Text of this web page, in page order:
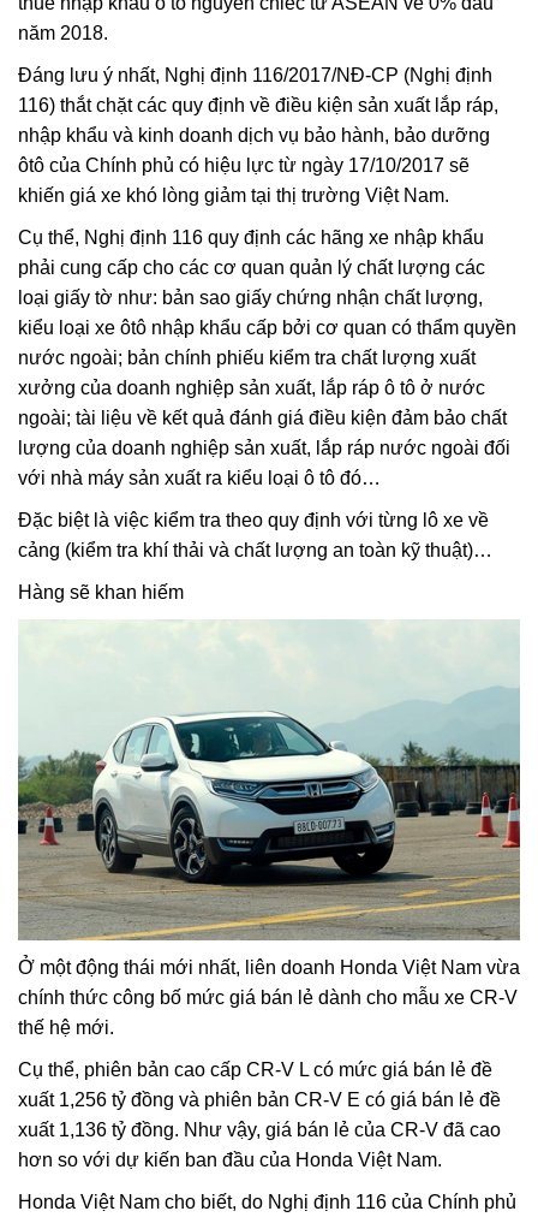
năm 2018.
Đáng lưu ý nhất, Nghị định 116/2017/NĐ-CP (Nghị định
116) thắt chặt các quy định về điều kiện sản xuất lắp ráp,
nhập khẩu và kinh doanh dịch vụ bảo hành, bảo dưỡng
ôtô của Chính phủ có hiệu lực từ ngày 17/10/2017 sẽ
khiến giá xe khó lòng giảm tại thị trường Việt Nam.
Cụ thể, Nghị định 116 quy định các hãng xe nhập khẩu
phải cung cấp cho các cơ quan quản lý chất lượng các
loại giấy tờ như: bản sao giấy chứng nhận chất lượng,
kiểu loại xe ôtô nhập khẩu cấp bởi cơ quan có thẩm quyền
nước ngoài; bản chính phiếu kiểm tra chất lượng xuất
xưởng của doanh nghiệp sản xuất, lắp ráp ô tô ở nước
ngoài; tài liệu về kết quả đánh giá điều kiện đảm bảo chất
lượng của doanh nghiệp sản xuất, lắp ráp nước ngoài đối
với nhà máy sản xuất ra kiểu loại ô tô đó…
Đặc biệt là việc kiểm tra theo quy định với từng lô xe về
cảng (kiểm tra khí thải và chất lượng an toàn kỹ thuật)…
Hàng sẽ khan hiếm
Ở một động thái mới nhất, liên doanh Honda Việt Nam vừa
chính thức công bố mức giá bán lẻ dành cho mẫu xe CR-V
thế hệ mới.
Cụ thể, phiên bản cao cấp CR-V L có mức giá bán lẻ đề
xuất 1,256 tỷ đồng và phiên bản CR-V E có giá bán lẻ đề
xuất 1,136 tỷ đồng. Như vậy, giá bán lẻ của CR-V đã cao
hơn so với dự kiến ban đầu của Honda Việt Nam.
Honda Việt Nam cho biết, do Nghị định 116 của Chính phủ